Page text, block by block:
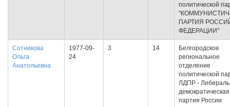
политической
ПАРТИЯ
ФЕДЕРАЦИИ"
Сотникова
Ольга
Анатольевна
1977-09-
24
3 14
Белгородское
региональное
отделение
политической
ЛДПР -
демократическая
партия России